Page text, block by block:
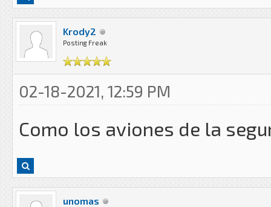
Krody2
Posting Freak
02-18-2021, 12:59 PM
Como los aviones de la
unomas